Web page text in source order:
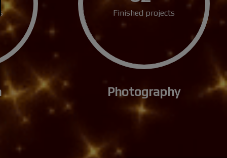
Finished projects
Photography